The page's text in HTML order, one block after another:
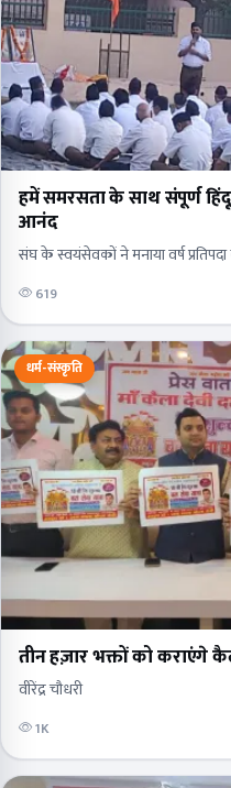
हमें समरसता के साथ संपूर्ण
आनंद
संघ के स्वयंसेवकों ने मनाया वर्ष
619
धर्म-संस्कृति
तीन हज़ार भक्तों को कराएंगे
वीरेंद्र चौधरी
1K